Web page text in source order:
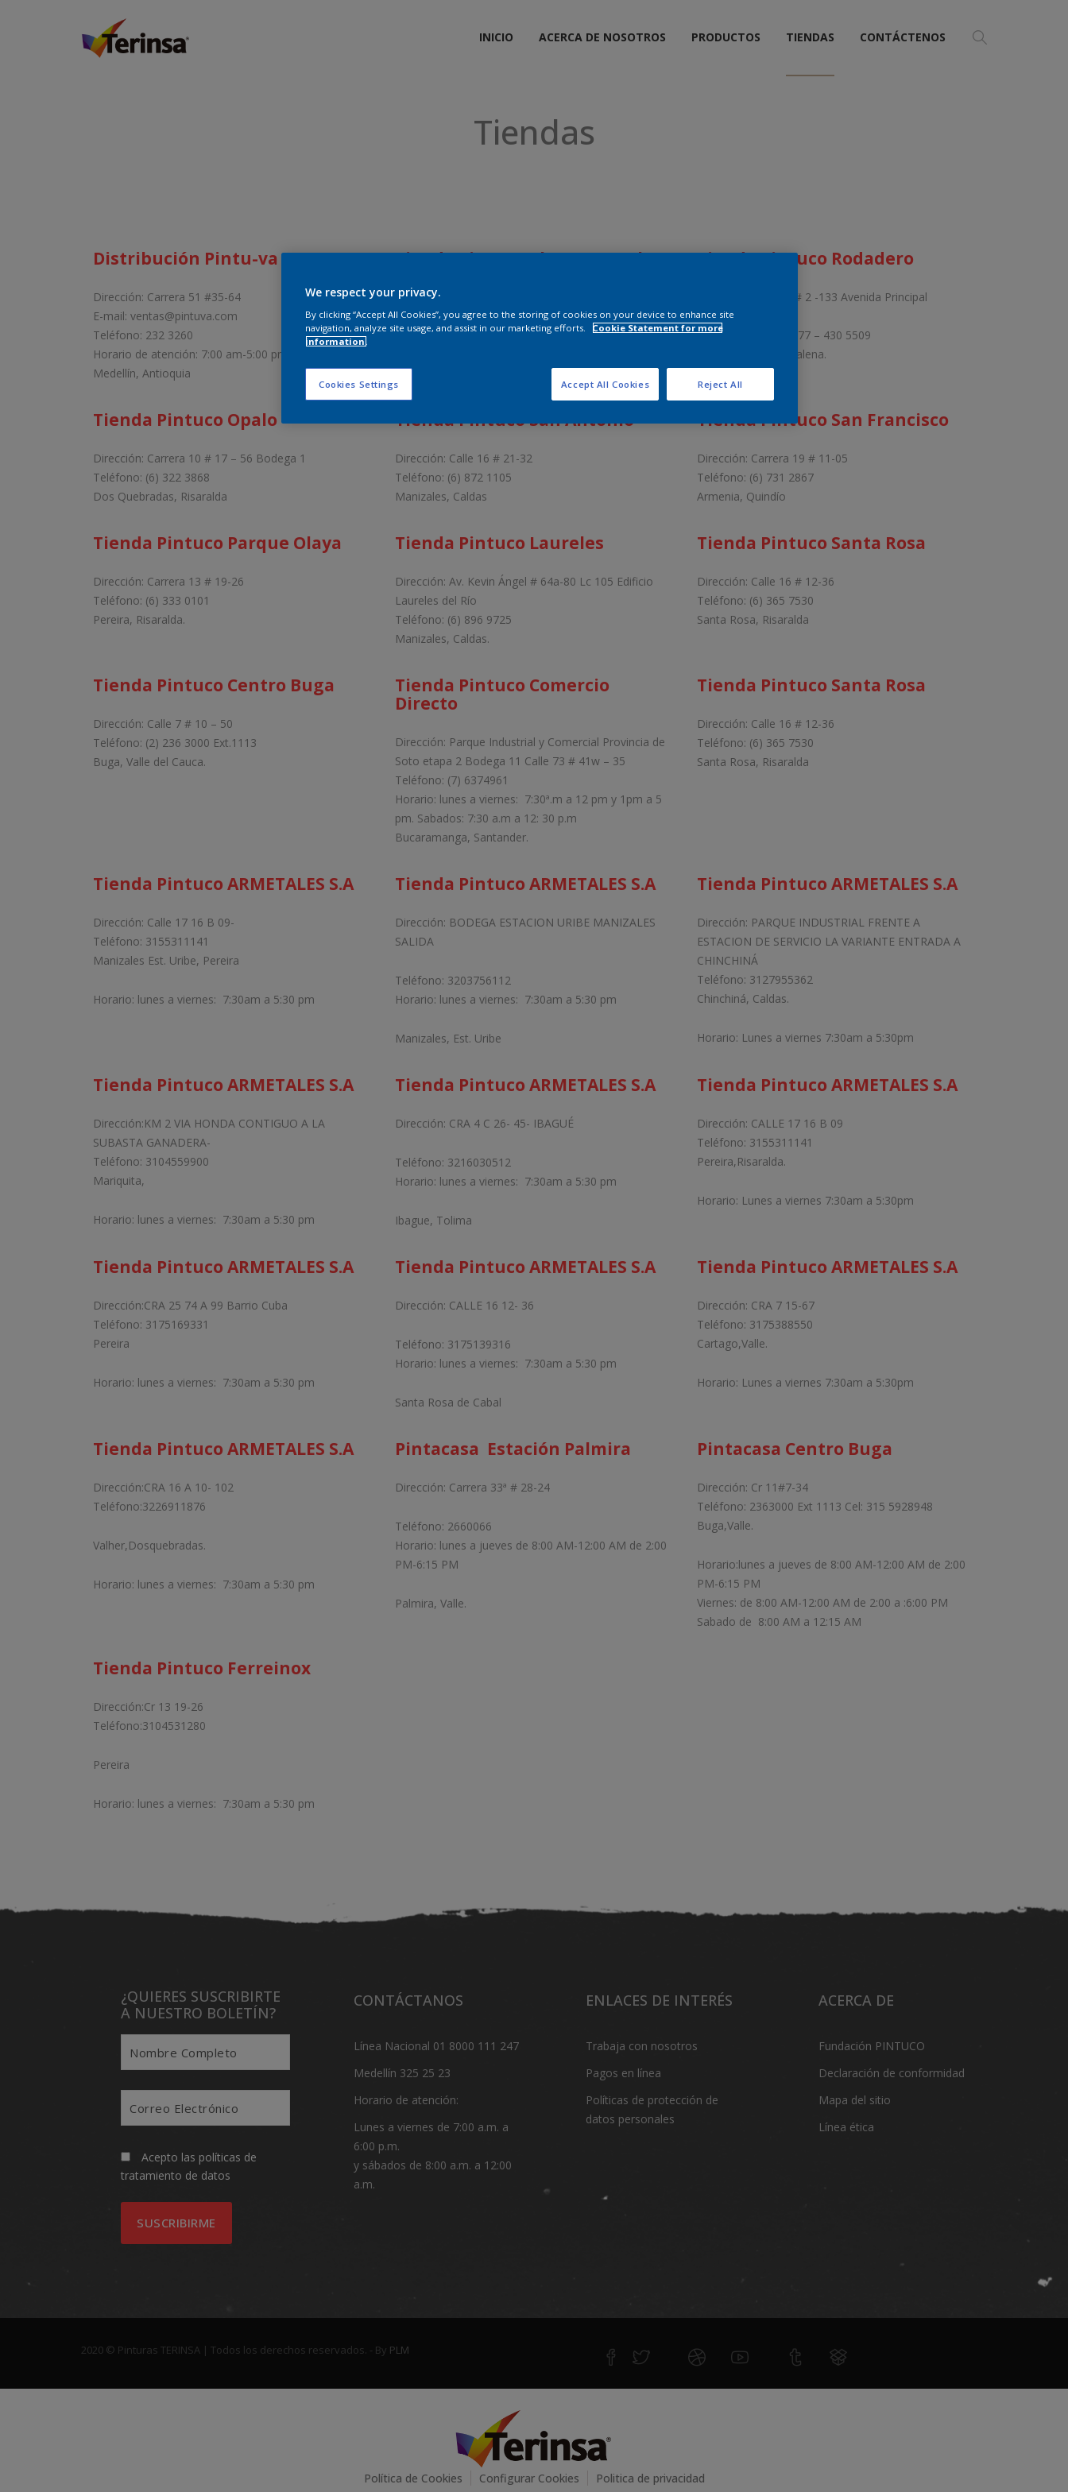
INICIO ACERCA DE NOSOTROS PRODUCTOS TIENDAS CONTÁCTENOS
Tiendas
Distribución Pintu-va
Dirección: Carrera 51 #35-64
E-mail: ventas@pintuva.com
Teléfono: 232 3260
Horario de atención: 7:00 am-5:00 pm
Medellín, Antioquia
Tienda Pintuco Plaza Central
Dirección: Calle 11 # 12a-47
Teléfono: (5) 423 5651 – 421 6921
Santa Marta, Magdalena
Tienda Pintuco Rodadero
Dirección: Calle 17 # 2 -133 Avenida Principal
Rodadero
Teléfono: (5)430 9077 – 430 5509
Santa Marta, Magdalena.
Tienda Pintuco Opalo
Dirección: Carrera 10 # 17 – 56 Bodega 1
Teléfono: (6) 322 3868
Dos Quebradas, Risaralda
Tienda Pintuco San Antonio
Dirección: Calle 16 # 21-32
Teléfono: (6) 872 1105
Manizales, Caldas
Tienda Pintuco San Francisco
Dirección: Carrera 19 # 11-05
Teléfono: (6) 731 2867
Armenia, Quindío
Tienda Pintuco Parque Olaya
Dirección: Carrera 13 # 19-26
Teléfono: (6) 333 0101
Pereira, Risaralda.
Tienda Pintuco Laureles
Dirección: Av. Kevin Ángel # 64a-80 Lc 105 Edificio
Laureles del Río
Teléfono: (6) 896 9725
Manizales, Caldas.
Tienda Pintuco Santa Rosa
Dirección: Calle 16 # 12-36
Teléfono: (6) 365 7530
Santa Rosa, Risaralda
Tienda Pintuco Centro Buga
Dirección: Calle 7 # 10 – 50
Teléfono: (2) 236 3000 Ext.1113
Buga, Valle del Cauca.
Tienda Pintuco Comercio
Directo
Dirección: Parque Industrial y Comercial Provincia de
Soto etapa 2 Bodega 11 Calle 73 # 41w – 35
Teléfono: (7) 6374961
Horario: lunes a viernes: 7:30ª.m a 12 pm y 1pm a 5
pm. Sabados: 7:30 a.m a 12: 30 p.m
Bucaramanga, Santander.
Tienda Pintuco Santa Rosa
Dirección: Calle 16 # 12-36
Teléfono: (6) 365 7530
Santa Rosa, Risaralda
Tienda Pintuco ARMETALES S.A
Dirección: Calle 17 16 B 09-
Teléfono: 3155311141
Manizales Est. Uribe, Pereira
Horario: lunes a viernes: 7:30am a 5:30 pm
Tienda Pintuco ARMETALES S.A
Dirección: BODEGA ESTACION URIBE MANIZALES
SALIDA
Teléfono: 3203756112
Horario: lunes a viernes: 7:30am a 5:30 pm
Manizales, Est. Uribe
Tienda Pintuco ARMETALES S.A
Dirección: PARQUE INDUSTRIAL FRENTE A
ESTACION DE SERVICIO LA VARIANTE ENTRADA A
CHINCHINÁ
Teléfono: 3127955362
Chinchiná, Caldas.
Horario: Lunes a viernes 7:30am a 5:30pm
Tienda Pintuco ARMETALES S.A
Dirección:KM 2 VIA HONDA CONTIGUO A LA
SUBASTA GANADERA-
Teléfono: 3104559900
Mariquita,
Horario: lunes a viernes: 7:30am a 5:30 pm
Tienda Pintuco ARMETALES S.A
Dirección: CRA 4 C 26- 45- IBAGUÉ
Teléfono: 3216030512
Horario: lunes a viernes: 7:30am a 5:30 pm
Ibague, Tolima
Tienda Pintuco ARMETALES S.A
Dirección: CALLE 17 16 B 09
Teléfono: 3155311141
Pereira,Risaralda.
Horario: Lunes a viernes 7:30am a 5:30pm
Tienda Pintuco ARMETALES S.A
Dirección:CRA 25 74 A 99 Barrio Cuba
Teléfono: 3175169331
Pereira
Horario: lunes a viernes: 7:30am a 5:30 pm
Tienda Pintuco ARMETALES S.A
Dirección: CALLE 16 12- 36
Teléfono: 3175139316
Horario: lunes a viernes: 7:30am a 5:30 pm
Santa Rosa de Cabal
Tienda Pintuco ARMETALES S.A
Dirección: CRA 7 15-67
Teléfono: 3175388550
Cartago,Valle.
Horario: Lunes a viernes 7:30am a 5:30pm
Tienda Pintuco ARMETALES S.A
Dirección:CRA 16 A 10- 102
Teléfono:3226911876
Valher,Dosquebradas.
Horario: lunes a viernes: 7:30am a 5:30 pm
Pintacasa Estación Palmira
Dirección: Carrera 33ª # 28-24
Teléfono: 2660066
Horario: lunes a jueves de 8:00 AM-12:00 AM de 2:00
PM-6:15 PM
Palmira, Valle.
Pintacasa Centro Buga
Dirección: Cr 11#7-34
Teléfono: 2363000 Ext 1113 Cel: 315 5928948
Buga,Valle.
Horario:lunes a jueves de 8:00 AM-12:00 AM de 2:00
PM-6:15 PM
Viernes: de 8:00 AM-12:00 AM de 2:00 a :6:00 PM
Sabado de 8:00 AM a 12:15 AM
Tienda Pintuco Ferreinox
Dirección:Cr 13 19-26
Teléfono:3104531280
Pereira
Horario: lunes a viernes: 7:30am a 5:30 pm
¿QUIERES SUSCRIBIRTE
A NUESTRO BOLETÍN?
Acepto las políticas de
tratamiento de datos
CONTÁCTANOS
Línea Nacional 01 8000 111 247
Medellín 325 25 23
Horario de atención:
Lunes a viernes de 7:00 a.m. a
6:00 p.m.
y sábados de 8:00 a.m. a 12:00
a.m.
ENLACES DE INTERÉS
Trabaja con nosotros
Pagos en línea
Políticas de protección de
datos personales
ACERCA DE
Fundación PINTUCO
Declaración de conformidad
Mapa del sitio
Línea ética
2020 © Pinturas TERINSA | Todos los derechos reservados. - By PLM
Política de Cookies Configurar Cookies Politica de privacidad
We respect your privacy.
By clicking “Accept All Cookies”, you agree to the storing of cookies on your device to enhance site
navigation, analyze site usage, and assist in our marketing efforts.
Cookie Statement for more
information.
Cookies Settings Reject All
Accept All Cookies